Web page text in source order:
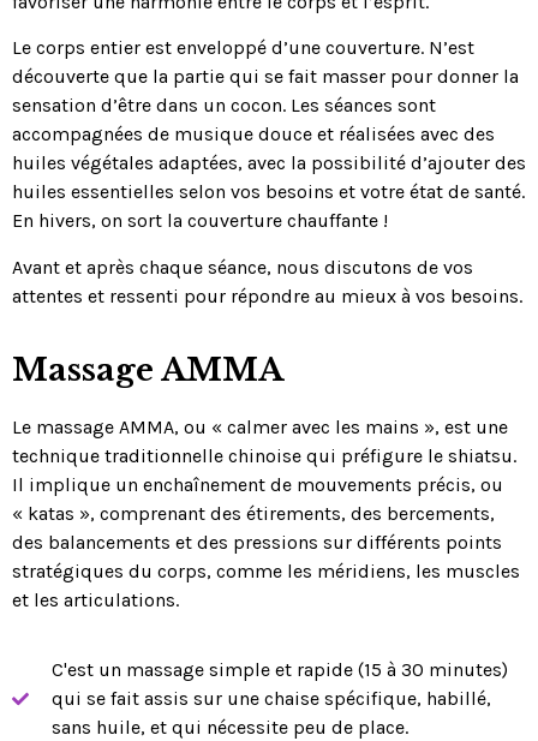
Le corps entier est enveloppé d’une couverture. N’est
découverte que la partie qui se fait masser pour donner la
sensation d’être dans un cocon. Les séances sont
accompagnées de musique douce et réalisées avec des
huiles végétales adaptées, avec la possibilité d’ajouter des
huiles essentielles selon vos besoins et votre état de santé.
En hivers, on sort la couverture chauffante !
Avant et après chaque séance, nous discutons de vos
attentes et ressenti pour répondre au mieux à vos besoins.
Massage AMMA
Le massage AMMA, ou « calmer avec les mains », est une
technique traditionnelle chinoise qui préfigure le shiatsu.
Il implique un enchaînement de mouvements précis, ou
« katas », comprenant des étirements, des bercements,
des balancements et des pressions sur différents points
stratégiques du corps, comme les méridiens, les muscles
et les articulations.
C'est un massage simple et rapide (15 à 30 minutes)
qui se fait assis sur une chaise spécifique, habillé,
sans huile, et qui nécessite peu de place.